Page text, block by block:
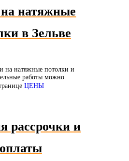
натяжные
в Зельве
на натяжные потолки и
работы можно
ЦЕНЫ
рассрочки и
оплаты